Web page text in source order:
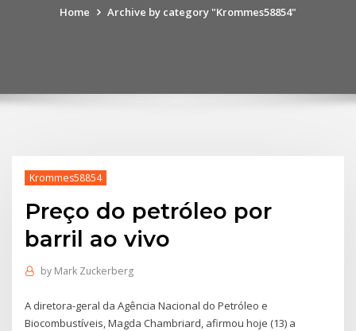
Home Archive by category "Krommes58854"
Krommes58854
Preço do petróleo por
barril ao vivo
by Mark Zuckerberg
A diretora-geral da Agência Nacional do Petróleo e
Biocombustíveis, Magda Chambriard, afirmou hoje (13) a